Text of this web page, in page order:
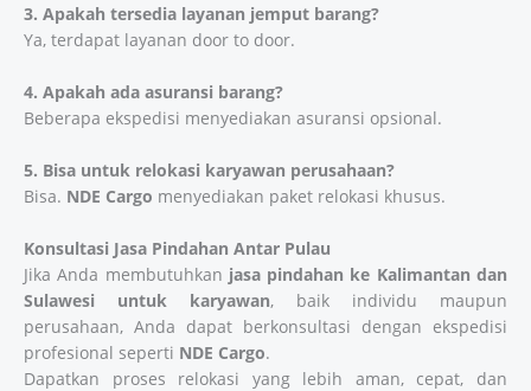
3. Apakah tersedia layanan jemput barang?
Ya, terdapat layanan door to door.
4. Apakah ada asuransi barang?
Beberapa ekspedisi menyediakan asuransi opsional.
5. Bisa untuk relokasi karyawan perusahaan?
Bisa. NDE Cargo menyediakan paket relokasi khusus.
Konsultasi Jasa Pindahan Antar Pulau
Jika Anda membutuhkan jasa pindahan ke Kalimantan dan
Sulawesi untuk karyawan, baik individu maupun
perusahaan, Anda dapat berkonsultasi dengan ekspedisi
profesional seperti NDE Cargo.
Dapatkan proses relokasi yang lebih aman, cepat, dan